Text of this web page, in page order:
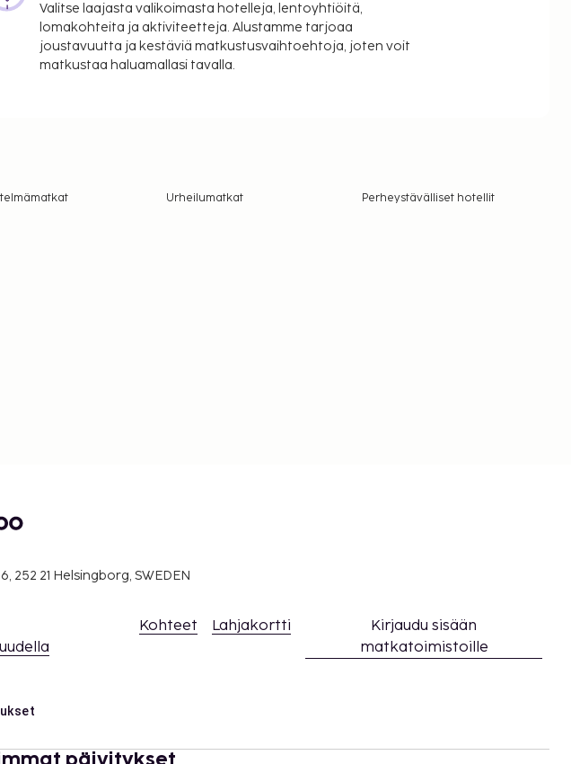
Valitse laajasta valikoimasta hotelleja, lentoyhtiöitä,
lomakohteita ja aktiviteetteja. Alustamme tarjoaa
joustavuutta ja kestäviä matkustusvaihtoehtoja, joten voit
matkustaa haluamallasi tavalla.
Urheilumatkat
Perheystävälliset hotellit
252 21 Helsingborg, SWEDEN
Kohteet Lahjakortti
Kirjaudu sisään
matkatoimistoille
päivitykset